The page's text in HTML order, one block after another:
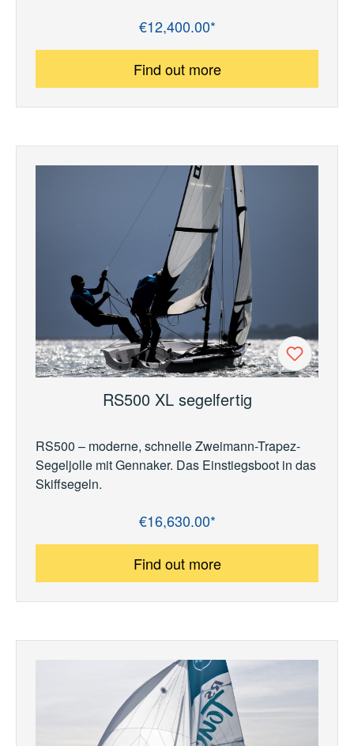
€12,400.00*
Find out more
RS500 XL segelfertig
RS500 – moderne, schnelle Zweimann-Trapez-
Segeljolle mit Gennaker. Das Einstiegsboot in das
Skiffsegeln.
€16,630.00*
Find out more